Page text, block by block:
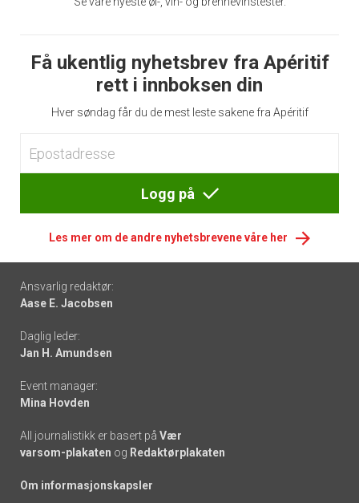
Få ukentlig nyhetsbrev fra Apéritif
rett i innboksen din
Hver søndag får du de mest leste sakene fra Apéritif
Logg på
Les mer om de andre nyhetsbrevene våre her
Footer
-
links
Ansvarlig redaktør:
Aase E. Jacobsen
Daglig leder:
Jan H. Amundsen
Event manager:
Mina Hovden
All journalistikk er basert på Vær
varsom-plakaten og Redaktørplakaten
Om informasjonskapsler